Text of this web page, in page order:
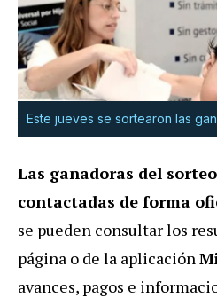
Este jueves se sortearon las
Las ganadoras del
contactadas de forma
se pueden consultar los
página o de la aplicación
avances, pagos e